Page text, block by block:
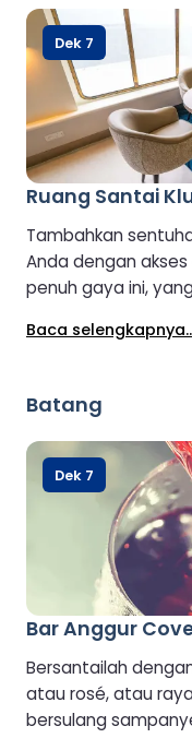
Ruang Santai
Tambahkan
Anda dengan
penuh gaya ini,
diperhatikan bahwa
Baca
Dek 7
Batang
Bar Anggur
Bersantailah
atau rosé, atau
bersulang
Dek 7